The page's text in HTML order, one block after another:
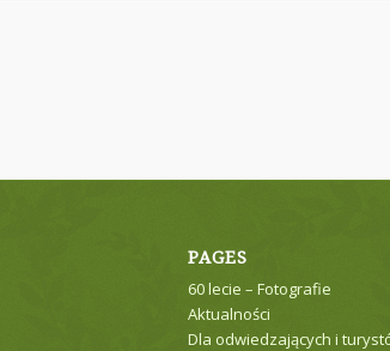
PAGES
60 lecie – Fotografie
Aktualności
Dla odwiedzających i